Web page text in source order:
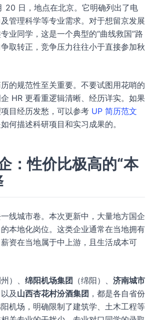
20 日，地点在北京。它明确列出了电
管理科学等专业需求。对于想留京发展
业同学，这是一个典型的“曲线救国”路
取转正，竞争压力往往小于直接参加秋
的规范性至关重要。不要试图用花哨的
HR 更看重逻辑清晰、经历详实。如果
目经历发愁，可以参考 UP 简历范文
何描述科研项目和实习成果的。
：性价比极高的“本
线城市卷。本次更新中，大量地方国企
本地化岗位。这类企业通常在当地拥有
资在当地属于中上游，且生活成本可
州）、 绵阳机场集团 （绵阳）、 济南城市
及山西杏花村汾酒集团 ，都是各自省份
机场，明确限制了建筑学、土木工程等